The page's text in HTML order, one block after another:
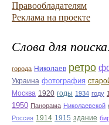
Правообладателям
Реклама на проекте
Слова для
города Николаев ретро
Украина фотография
Москва 1920 годы 1934 году
1950 Панорама Николаевской
Россия 1914 1915 здание